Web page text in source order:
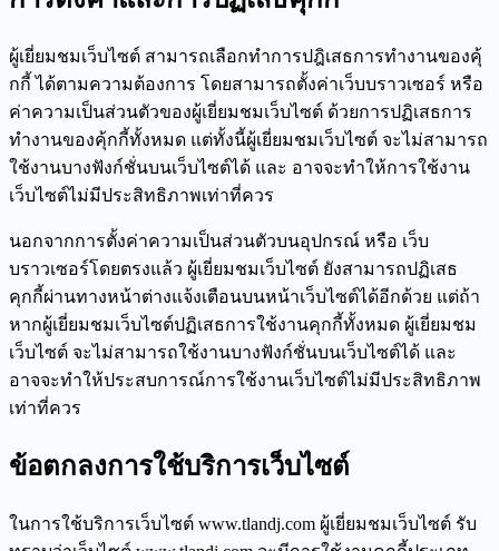
ผู้เยี่ยมชมเว็บไซต์ สามารถเลือกทำการปฎิเสธการทำงานของคุ้
กกี้ ได้ตามความต้องการ โดยสามารถตั้งค่าเว็บบราวเซอร์ หรือ
ค่าความเป็นส่วนตัวของผู้เยี่ยมชมเว็บไซต์ ด้วยการปฏิเสธการ
ทำงานของคุ้กกี้ทั้งหมด แต่ทั้งนี้ผู้เยี่ยมชมเว็บไซต์ จะไม่สามารถ
ใช้งานบางฟังก์ชั่นบนเว็บไซต์ได้ และ อาจจะทำให้การใช้งาน
เว็บไซต์ไม่มีประสิทธิภาพเท่าที่ควร
นอกจากการตั้งค่าความเป็นส่วนตัวบนอุปกรณ์ หรือ เว็บ
บราวเซอร์โดยตรงแล้ว ผู้เยี่ยมชมเว็บไซต์ ยังสามารถปฏิเสธ
คุกกี้ผ่านทางหน้าต่างแจ้งเตือนบนหน้าเว็บไซต์ได้อีกด้วย แต่ถ้า
หากผู้เยี่ยมชมเว็บไซต์ปฏิเสธการใช้งานคุกกี้ทั้งหมด ผู้เยี่ยมชม
เว็บไซต์ จะไม่สามารถใช้งานบางฟังก์ชั่นบนเว็บไซต์ได้ และ
อาจจะทำให้ประสบการณ์การใช้งานเว็บไซต์ไม่มีประสิทธิภาพ
เท่าที่ควร
ข้อตกลงการใช้บริการเว็บไซต์
ในการใช้บริการเว็บไซต์ www.tlandj.com ผู้เยี่ยมชมเว็บไซต์ รับ